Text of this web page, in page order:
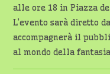
alle ore 18 in Piazza
L’evento sarà diretto
accompagnerà il
al mondo della